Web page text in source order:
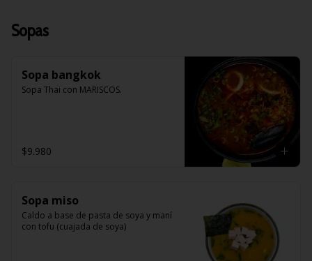
Sopas
Sopa bangkok
Sopa Thai con MARISCOS.
$9.980
Sopa miso
Caldo a base de pasta de soya y maní
con tofu (cuajada de soya)